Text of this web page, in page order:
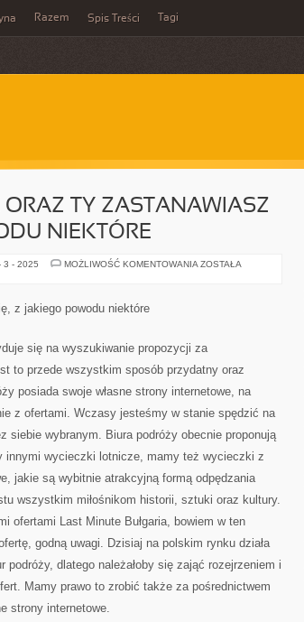
Razem Spis Treści Tagi
ORAZ TY ZASTANAWIASZ
NIEKTÓRE
3 - 2025 MOŻLIWOŚĆ KOMENTOWANIA BYĆ
POWODU
ZOSTAŁA
z jakiego powodu niektóre
się na wyszukiwanie propozycji za
to przede wszystkim sposób przydatny oraz
posiada swoje własne strony internetowe, na
z ofertami. Wczasy jesteśmy w stanie spędzić na
siebie wybranym. Biura podróży obecnie proponują
innymi wycieczki lotnicze, mamy też wycieczki z
jakie są wybitnie atrakcyjną formą odpędzania
wszystkim miłośnikom historii, sztuki oraz kultury.
ofertami Last Minute Bułgaria, bowiem w ten
godną uwagi. Dzisiaj na polskim rynku działa
dlatego należałoby się zająć rozejrzeniem i
Mamy prawo to zrobić także za pośrednictwem
strony internetowe.